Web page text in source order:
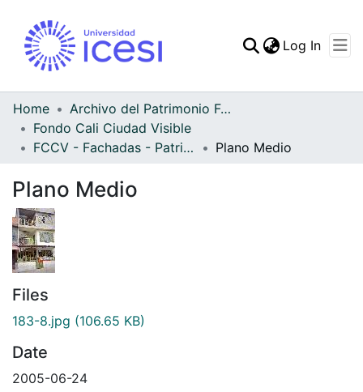
Log In
Home
Archivo del Patrimonio Fotográfico y Fílmico del Valle del Cauca
Fondo Cali Ciudad Visible
FCCV - Fachadas - Patrimonial
Plano Medio
Plano Medio
Files
183-8.jpg (106.65 KB)
Date
2005-06-24